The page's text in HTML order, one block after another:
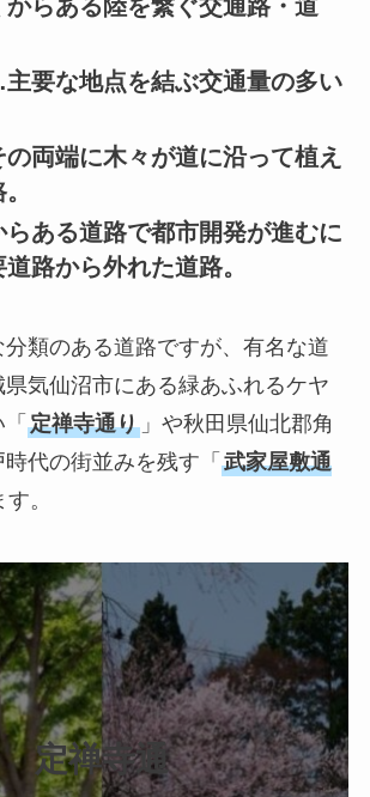
らある陸を繋ぐ交通路・道
要な地点を結ぶ交通量の多い
両端に木々が道に沿って植え
らある道路で都市開発が進むに
路から外れた道路。
類のある道路ですが、有名な道
気仙沼市にある緑あふれるケヤ
定禅寺通り」や秋田県仙北郡角
代の街並みを残す「 武家屋敷通
。
定禅寺通